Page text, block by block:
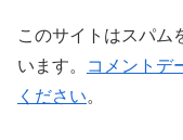
このサイトはスパム
います。
コメントデ
ください。